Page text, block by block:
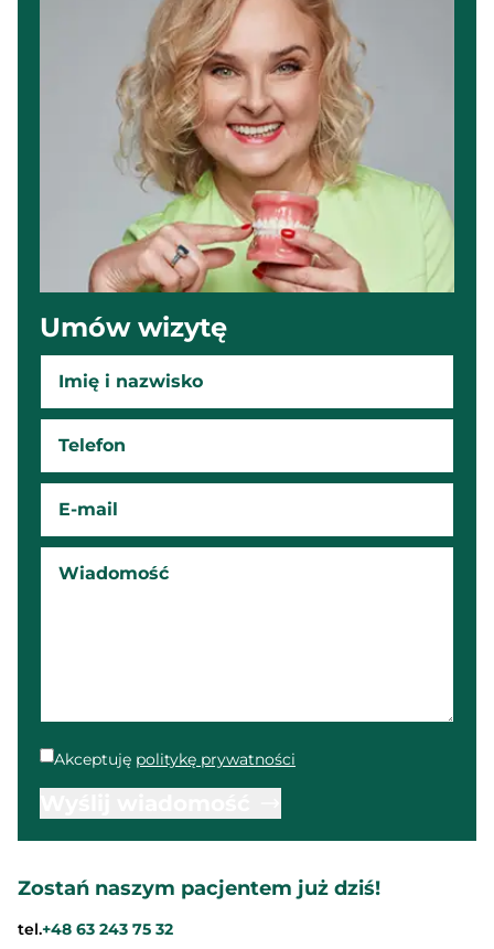
Umów wizytę
Akceptuję politykę prywatności
Zostań naszym pacjentem już dziś!
tel.+48 63 243 75 32